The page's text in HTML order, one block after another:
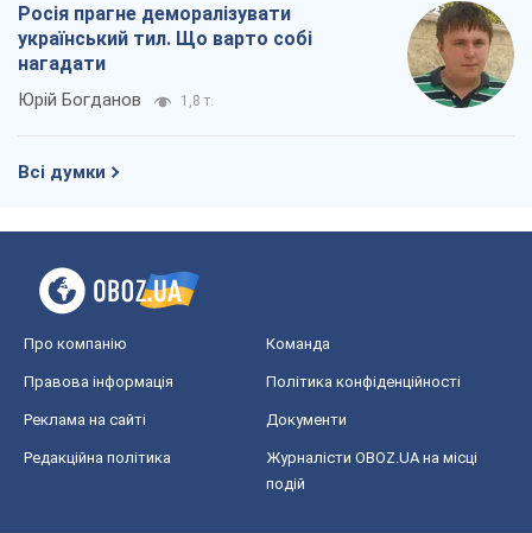
Росія прагне деморалізувати
український тил. Що варто собі
нагадати
Юрій Богданов 1,8 т.
Всі думки
Про компанію Команда
Правова інформація Політика конфіденційності
Реклама на сайті Документи
Редакційна політика
Журналісти OBOZ.UA на місці
подій